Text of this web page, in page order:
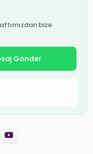
bize
Gönder